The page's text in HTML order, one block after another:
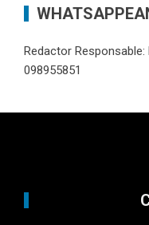
Redactor
098955851